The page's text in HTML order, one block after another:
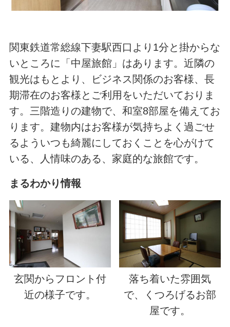
関東鉄道常総線下妻駅西口より1分と掛からな
いところに「中屋旅館」はあります。近隣の
観光はもとより、ビジネス関係のお客様、長
期滞在のお客様とご利用をいただいておりま
す。三階造りの建物で、和室8部屋を備えてお
ります。建物内はお客様が気持ちよく過ごせ
るよういつも綺麗にしておくことを心がけて
いる、人情味のある、家庭的な旅館です。
まるわかり情報
玄関からフロント付
近の様子です。
落ち着いた雰囲気
で、くつろげるお部
屋です。